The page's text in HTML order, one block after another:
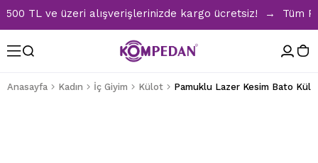
TL ve üzeri alışverişlerinizde kargo ücretsiz! → Tüm
Anasayfa Kadın İç Giyim Külot Pamuklu Lazer Kesim Bato